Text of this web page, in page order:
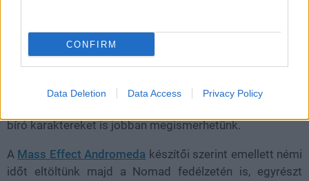
CONFIRM
Data Deletion Data Access Privacy Policy
Így például visszatérnek a Mass Effect 2-ben látott
helyszíneket is bejárhatunk, amiket egyébként nem
bíró karaktereket is jobban megismerhetünk.
A Mass Effect Andromeda készítői szerint emellett némi
időt eltöltünk majd a Nomad fedélzetén is, egyrészt